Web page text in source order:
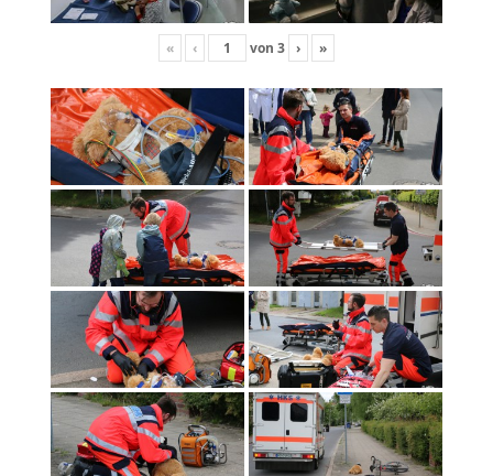
« ‹ von 3 › »